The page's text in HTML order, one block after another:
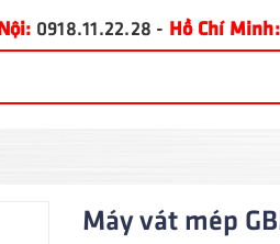
0918.11.22.28 - Hồ Chí Minh:
Máy vát mép